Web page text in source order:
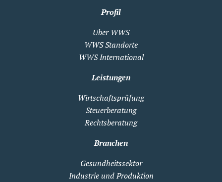
Profil
Über WWS
WWS Standorte
WWS International
Leistungen
Wirtschaftsprüfung
Steuerberatung
Rechtsberatung
Branchen
Gesundheitssektor
Industrie und Produktion